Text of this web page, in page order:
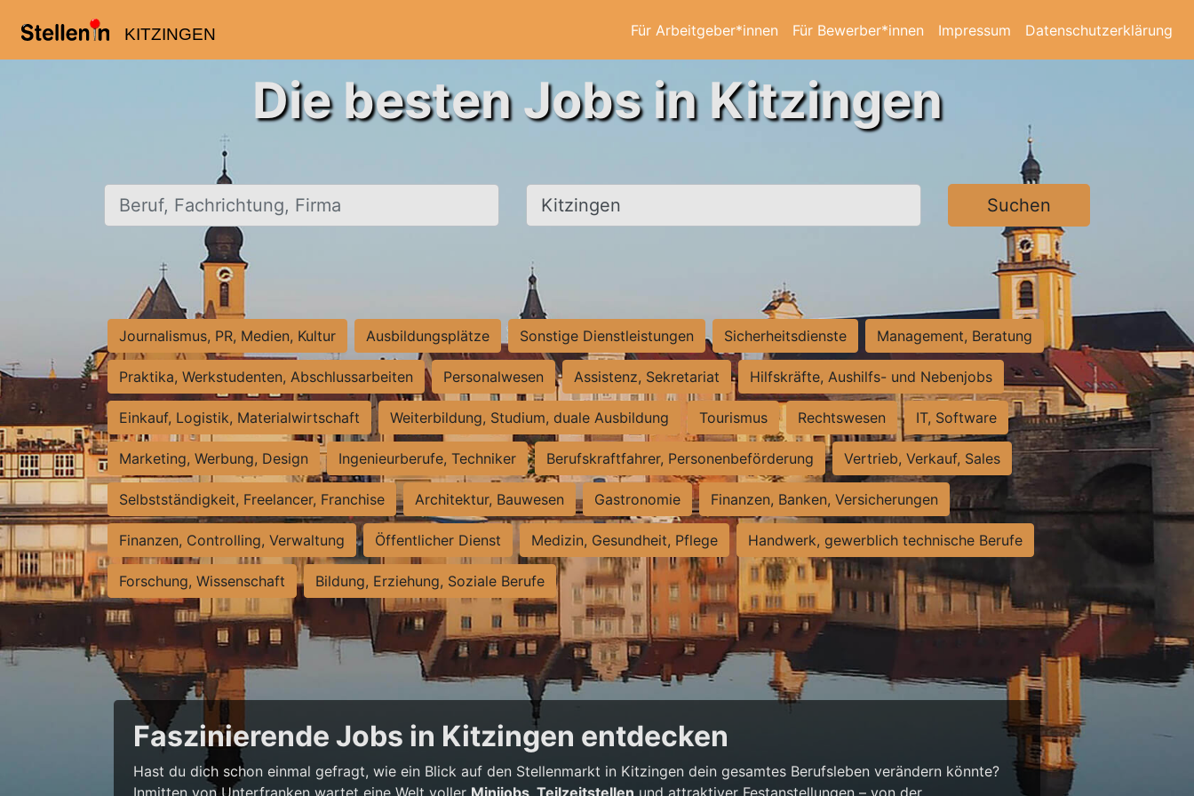
KITZINGEN Für Arbeitgeber*innen Für Bewerber*innen Impressum Datenschutzerklärung
Die besten Jobs in Kitzingen
Beruf, Fachrichtung, Firma Ort, Stadt Suchen
Journalismus, PR, Medien, Kultur Ausbildungsplätze Sonstige Dienstleistungen Sicherheitsdienste Management, Beratung
Praktika, Werkstudenten, Abschlussarbeiten Personalwesen Assistenz, Sekretariat Hilfskräfte, Aushilfs- und Nebenjobs
Einkauf, Logistik, Materialwirtschaft Weiterbildung, Studium, duale Ausbildung Tourismus Rechtswesen IT, Software
Marketing, Werbung, Design Ingenieurberufe, Techniker Berufskraftfahrer, Personenbeförderung Vertrieb, Verkauf, Sales
Selbstständigkeit, Freelancer, Franchise Architektur, Bauwesen Gastronomie Finanzen, Banken, Versicherungen
Finanzen, Controlling, Verwaltung Öffentlicher Dienst Medizin, Gesundheit, Pflege Handwerk, gewerblich technische Berufe
Forschung, Wissenschaft Bildung, Erziehung, Soziale Berufe
Faszinierende Jobs in Kitzingen entdecken
Hast du dich schon einmal gefragt, wie ein Blick auf den Stellenmarkt in Kitzingen dein gesamtes Berufsleben verändern könnte?